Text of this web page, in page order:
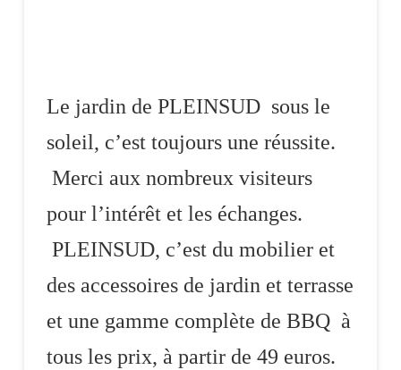
Le jardin de PLEINSUD sous le
soleil, c’est toujours une réussite.
Merci aux nombreux visiteurs
pour l’intérêt et les échanges.
PLEINSUD, c’est du mobilier et
des accessoires de jardin et terrasse
et une gamme complète de BBQ à
tous les prix, à partir de 49 euros.